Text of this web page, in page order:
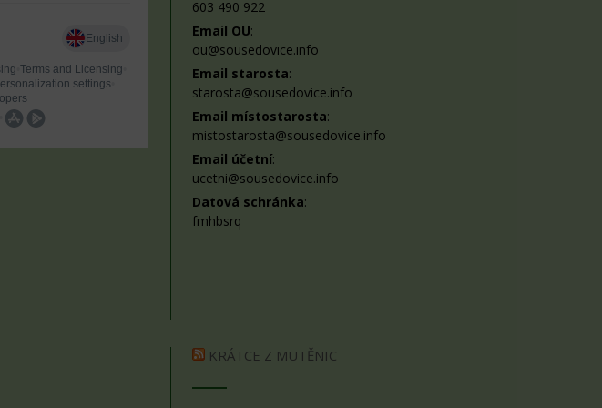
603 490 922
Email OU:
ou@sousedovice.info
Email starosta:
starosta@sousedovice.info
Email místostarosta:
mistostarosta@sousedovice.info
Email účetní:
ucetni@sousedovice.info
Datová schránka:
fmhbsrq
KRÁTCE Z MUTĚNIC